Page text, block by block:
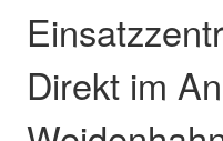
Direkt im